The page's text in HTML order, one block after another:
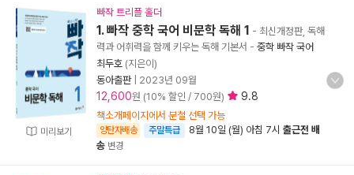
미리보기
빠작 트리플 홀더
1. 빠작 중학 국어 비문학 독해 1 - 최신개정판, 독해
력과 어휘력을 함께 키우는 독해 기본서 - 중학 빠작 국어
최두호 (지은이)
동아출판| 2023년 09월
12,600원 (10% 할인 / 700원) 9.8
책소개페이지에서 분철 선택 가능
양탄자배송 주말특급 8월 10일 (월) 아침 7시 출근전 배
송 변경